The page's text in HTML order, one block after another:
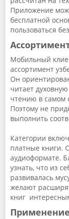
Приложение
бесплатной
пользоваться
Мобильный
ассортимент
Он
читает
чтению в самом
Поэтому не
выполнить
Категории
платные книги.
аудиоформате.
узнать, что из
развивалась
желают
книг
Применение